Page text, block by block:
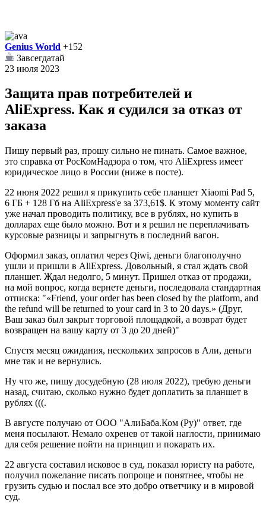
Genius World +152
Завсегдатай
23 июля 2023
Защита прав потребителей и
AliExpress. Как я судился за отказ от
заказа⁠⁠
Пишу первый раз, прошу сильно не пинать. Самое важное,
это справка от РосКомНадзора о том, что AliExpress имеет
юридическое лицо в России (ниже в посте).
22 июня 2022 решил я прикупить себе планшет Xiaomi Pad 5,
6 ГБ + 128 Гб на AliExpress'e за 373,61$. К этому моменту сайт
уже начал проводить политику, все в рублях, но купить в
долларах еще было можно. Вот и я решил не переплачивать
курсовые разницы и запрыгнуть в последний вагон.
Оформил заказ, оплатил через Qiwi, деньги благополучно
ушли и пришли в AliExpress. Довольный, я стал ждать свой
планшет. Ждал недолго, 5 минут. Пришел отказ от продажи,
на мой вопрос, когда вернете деньги, последовала стандартная
отписка: "«Friend, your order has been closed by the platform, and
the refund will be returned to your card in 3 to 20 days.» (Друг,
Ваш заказ был закрыт торговой площадкой, а возврат будет
возвращен на вашу карту от 3 до 20 дней)"
Спустя месяц ожидания, нескольких запросов в Али, деньги
мне так и не вернулись.
Ну что же, пишу досудебную (28 июля 2022), требую деньги
назад, считаю, сколько нужно будет доплатить за планшет в
рублях (((.
В августе получаю от ООО "АлиБаба.Ком (Ру)" ответ, где
меня посылают. Немало охренев от такой наглости, принимаю
для себя решение пойти на принцип и покарать их.
22 августа составил исковое в суд, показал юристу на работе,
получил пожелание писать попроще и понятнее, чтобы не
грузить судью и послал все это добро ответчику и в мировой
суд.